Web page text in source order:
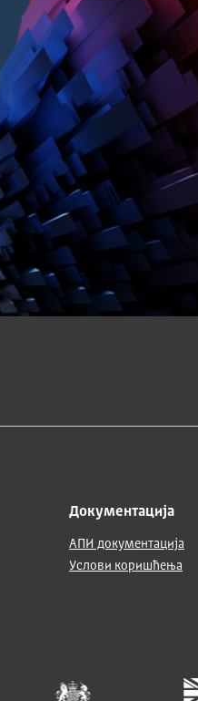
Документација
АПИ документација
Услови коришћења